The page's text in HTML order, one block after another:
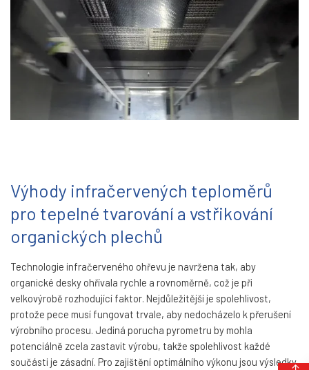
Výhody infračervených teploměrů
pro tepelné tvarování a vstřikování
organických plechů
Technologie infračerveného ohřevu je navržena tak, aby
organické desky ohřívala rychle a rovnoměrně, což je při
velkovýrobě rozhodující faktor. Nejdůležitější je spolehlivost,
protože pece musí fungovat trvale, aby nedocházelo k přerušení
výrobního procesu. Jediná porucha pyrometru by mohla
potenciálně zcela zastavit výrobu, takže spolehlivost každé
součásti je zásadní. Pro zajištění optimálního výkonu jsou výsledky